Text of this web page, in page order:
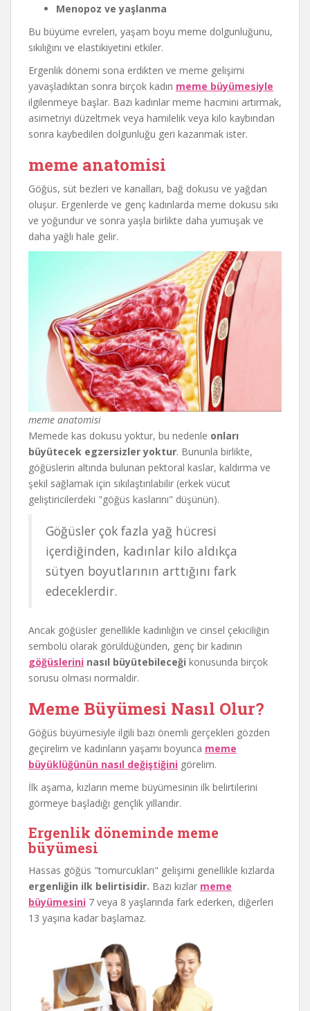
Menopoz ve yaşlanma
Bu büyüme evreleri, yaşam boyu meme dolgunluğunu,
sıkılığını ve elastikiyetini etkiler.
Ergenlik dönemi sona erdikten ve meme gelişimi
yavaşladıktan sonra birçok kadın meme büyümesiyle
ilgilenmeye başlar. Bazı kadınlar meme hacmini artırmak,
asimetriyi düzeltmek veya hamilelik veya kilo kaybından
sonra kaybedilen dolgunluğu geri kazanmak ister.
meme anatomisi
Göğüs, süt bezleri ve kanalları, bağ dokusu ve yağdan
oluşur. Ergenlerde ve genç kadınlarda meme dokusu sıkı
ve yoğundur ve sonra yaşla birlikte daha yumuşak ve
daha yağlı hale gelir.
meme anatomisi
Memede kas dokusu yoktur, bu nedenle onları
büyütecek egzersizler yoktur. Bununla birlikte,
göğüslerin altında bulunan pektoral kaslar, kaldırma ve
şekil sağlamak için sıkılaştırılabilir (erkek vücut
geliştiricilerdeki "göğüs kaslarını" düşünün).
Göğüsler çok fazla yağ hücresi
içerdiğinden, kadınlar kilo aldıkça
sütyen boyutlarının arttığını fark
edeceklerdir.
Ancak göğüsler genellikle kadınlığın ve cinsel çekiciliğin
sembolü olarak görüldüğünden, genç bir kadının
göğüslerini nasıl büyütebileceği konusunda birçok
sorusu olması normaldir.
Meme Büyümesi Nasıl Olur?
Göğüs büyümesiyle ilgili bazı önemli gerçekleri gözden
geçirelim ve kadınların yaşamı boyunca meme
büyüklüğünün nasıl değiştiğini görelim.
İlk aşama, kızların meme büyümesinin ilk belirtilerini
görmeye başladığı gençlik yıllarıdır.
Ergenlik döneminde meme
büyümesi
Hassas göğüs "tomurcukları" gelişimi genellikle kızlarda
ergenliğin ilk belirtisidir. Bazı kızlar meme
büyümesini 7 veya 8 yaşlarında fark ederken, diğerleri
13 yaşına kadar başlamaz.